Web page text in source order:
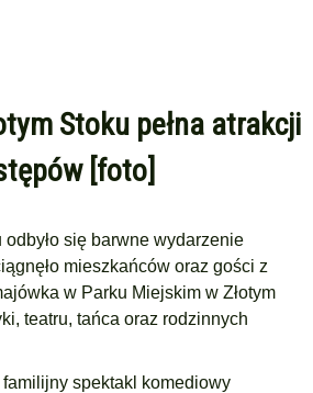
Stoku pełna atrakcji
[foto]
odbyło się barwne wydarzenie
mieszkańców oraz gości z
w Parku Miejskim w Złotym
teatru, tańca oraz rodzinnych
familijny spektakl komediowy